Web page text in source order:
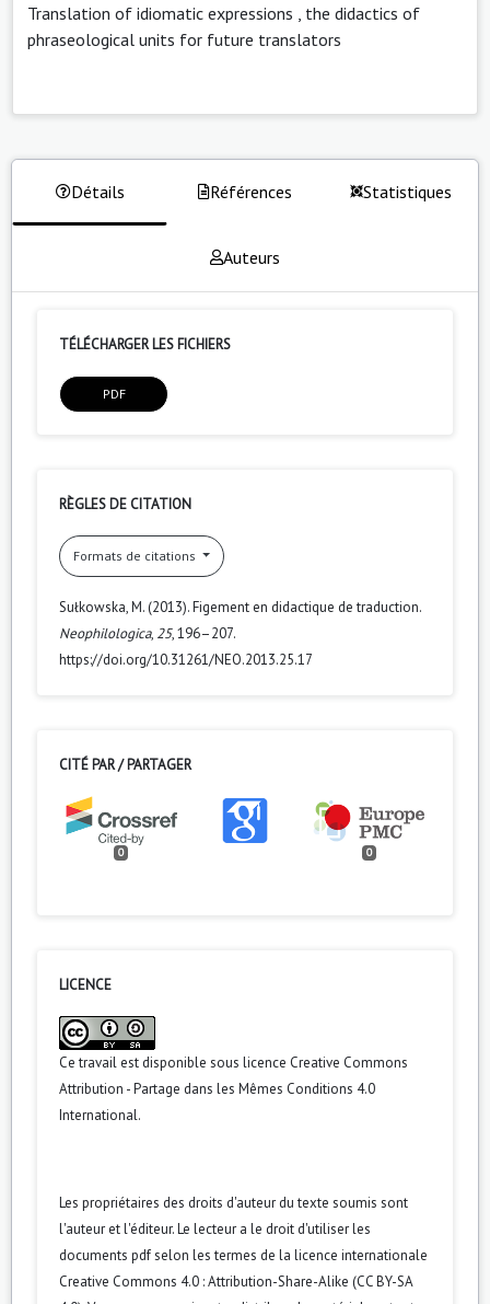
Translation of idiomatic expressions
the didactics of
phraseological units for future translators
Détails Références Statistiques
Auteurs
TÉLÉCHARGER LES FICHIERS
PDF
RÈGLES DE CITATION
Formats de citations
Sułkowska, M. (2013). Figement en didactique de traduction.
Neophilologica, 25, 196–207.
https://doi.org/10.31261/NEO.2013.25.17
CITÉ PAR / PARTAGER
0 0
LICENCE
Ce travail est disponible sous licence Creative Commons
Attribution - Partage dans les Mêmes Conditions 4.0
International.
Les propriétaires des droits d'auteur du texte soumis sont
l'auteur et l'éditeur. Le lecteur a le droit d'utiliser les
documents pdf selon les termes de la licence internationale
Creative Commons 4.0 : Attribution-Share-Alike (CC BY-SA